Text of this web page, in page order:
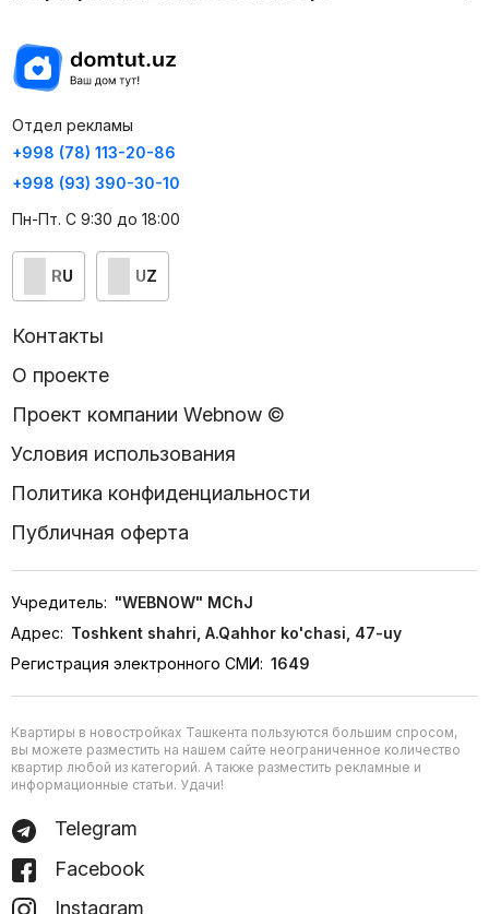
Отдел рекламы
+998 (78) 113-20-86
+998 (93) 390-30-10
Пн-Пт. С 9:30 до 18:00
RU UZ
Контакты
О проекте
Проект компании Webnow ©
Условия использования
Политика конфиденциальности
Публичная оферта
Учредитель: "WEBNOW" MChJ
Адрес: Toshkent shahri, A.Qahhor ko'chasi, 47-uy
Регистрация электронного СМИ: 1649
Квартиры в новостройках Ташкента пользуются большим спросом,
вы можете разместить на нашем сайте неограниченное количество
квартир любой из категорий. А также разместить рекламные и
информационные статьи. Удачи!
Telegram
Facebook
Instagram